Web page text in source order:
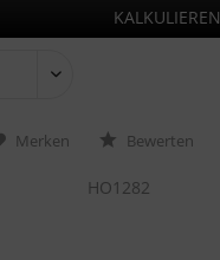
KALKULIEREN
Merken Bewerten
HO1282